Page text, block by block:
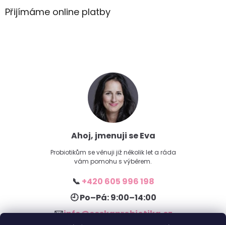
Přijímáme online platby
Ahoj, jmenuji se Eva
Probiotikům se věnuji již několik let a ráda
vám pomohu s výběrem.
📞 +420 605 996 198
🕘 Po–Pá: 9:00–14:00
✉️info@ceskaprobiotika.cz